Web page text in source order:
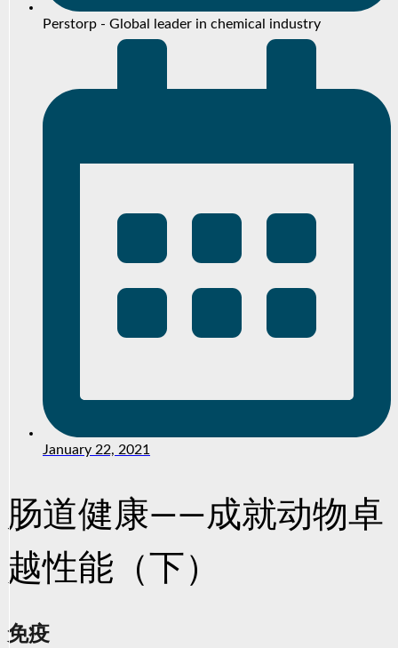
Perstorp - Global leader in chemical industry
January 22, 2021
肠道健康——成就动物卓
越性能（下）
免疫